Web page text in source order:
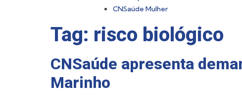
CNSaúde Mulher
Tag: risco biológico
CNSaúde apresenta
Marinho